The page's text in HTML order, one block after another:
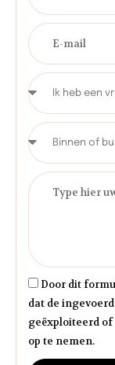
Door dit
dat de
geëxploiteerd
op te nemen.